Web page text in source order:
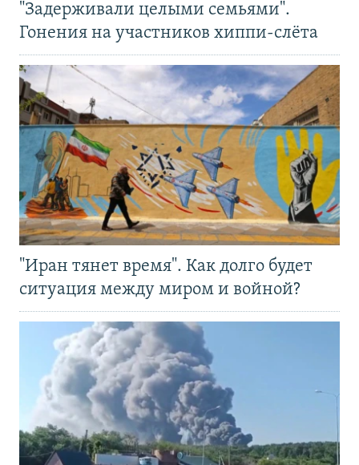
"Задерживали целыми семьями".
Гонения на участников хиппи-слёта
"Иран тянет время". Как долго будет
ситуация между миром и войной?